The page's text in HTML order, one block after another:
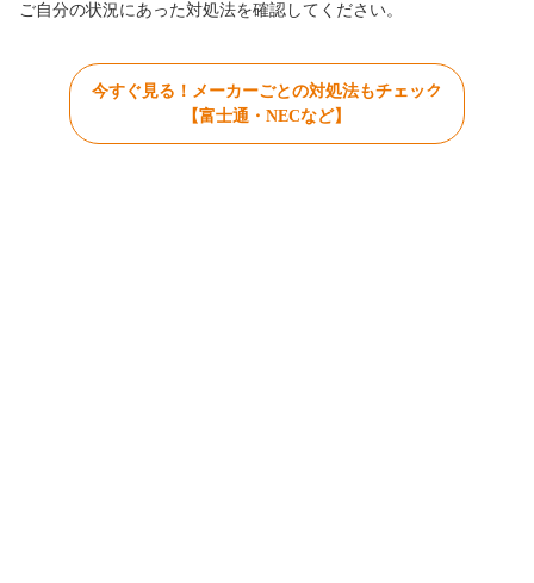
ご自分の状況にあった対処法を確認してください。
今すぐ見る！メーカーごとの対処法もチェック
【富士通・NECなど】